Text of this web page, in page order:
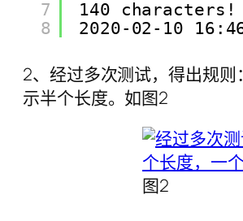
7
8
140 characters!
2020-02-10
2、经过多次测试，得出规
示半个长度。如图2
图2